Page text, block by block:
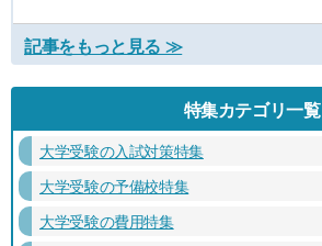
記事をもっと見る ≫
特集カテゴリ一覧
大学受験の入試対策特集
大学受験の予備校特集
大学受験の費用特集